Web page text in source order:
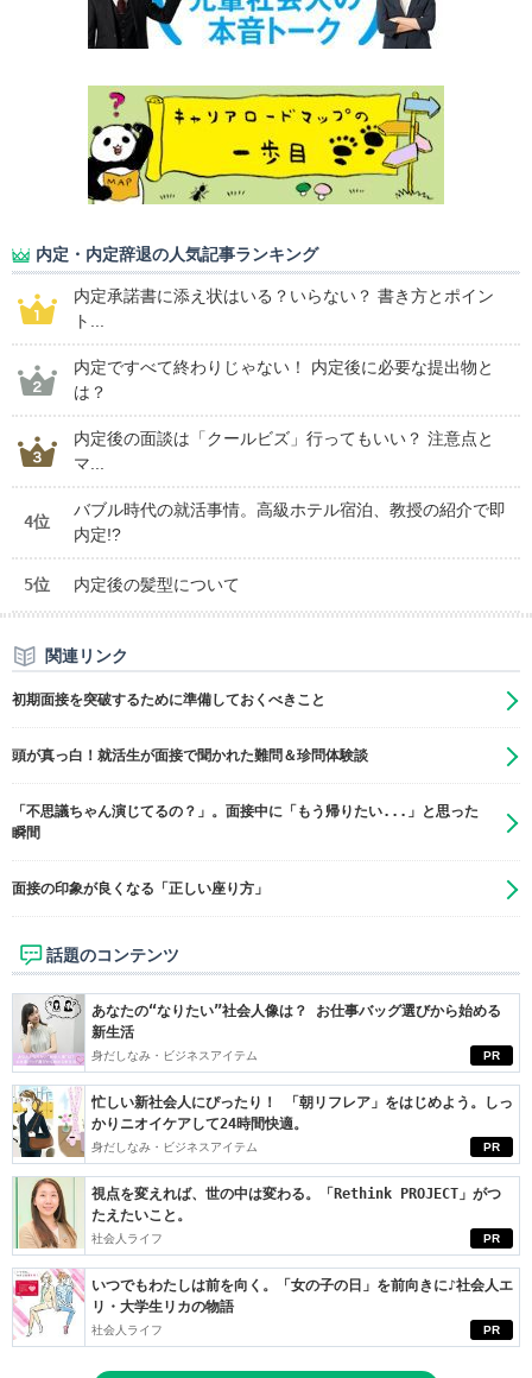
内定・内定辞退の人気記事ランキング
内定承諾書に添え状はいる？いらない？ 書き方とポイン
ト...
内定ですべて終わりじゃない！ 内定後に必要な提出物と
は？
内定後の面談は「クールビズ」行ってもいい？ 注意点と
マ...
4位
バブル時代の就活事情。高級ホテル宿泊、教授の紹介で即
内定!?
5位 内定後の髪型について
関連リンク
初期面接を突破するために準備しておくべきこと
頭が真っ白！就活生が面接で聞かれた難問＆珍問体験談
「不思議ちゃん演じてるの？」。面接中に「もう帰りたい...」と思った
瞬間
面接の印象が良くなる「正しい座り方」
話題のコンテンツ
PR
あなたの“なりたい”社会人像は？ お仕事バッグ選びから始める
新生活
身だしなみ・ビジネスアイテム
PR
忙しい新社会人にぴったり！ 「朝リフレア」をはじめよう。しっ
かりニオイケアして24時間快適。
身だしなみ・ビジネスアイテム
PR
視点を変えれば、世の中は変わる。「Rethink PROJECT」がつ
たえたいこと。
社会人ライフ
PR
いつでもわたしは前を向く。「女の子の日」を前向きに♪社会人エ
リ・大学生リカの物語
社会人ライフ